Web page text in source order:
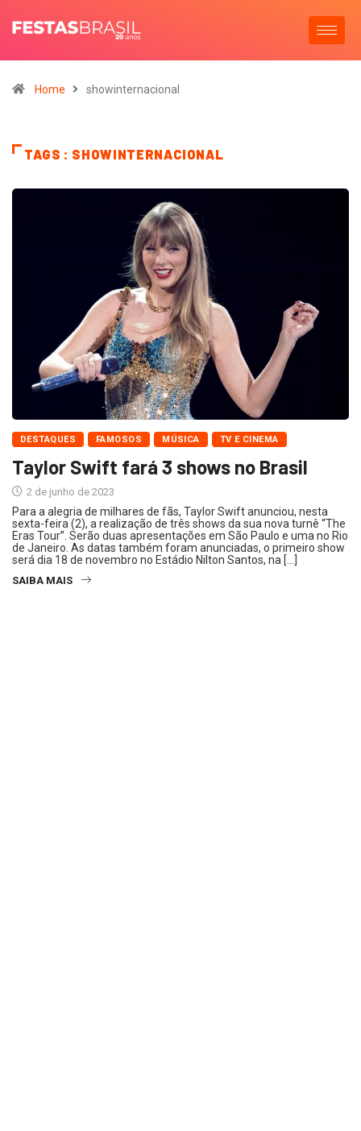
Home showinternacional
TAGS : SHOWINTERNACIONAL
DESTAQUES FAMOSOS MÚSICA TV E CINEMA
Taylor Swift fará 3 shows no Brasil
2 de junho de 2023
Para a alegria de milhares de fãs, Taylor Swift anunciou, nesta
sexta-feira (2), a realização de três shows da sua nova turnê “The
Eras Tour”. Serão duas apresentações em São Paulo e uma no Rio
de Janeiro. As datas também foram anunciadas, o primeiro show
será dia 18 de novembro no Estádio Nilton Santos, na […]
SAIBA MAIS